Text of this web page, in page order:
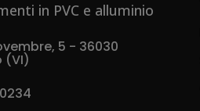
in PVC e alluminio
5 - 36030
(VI)